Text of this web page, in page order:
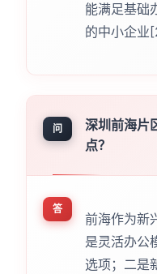
能满足基础
的中小企业
问
深圳前海片
点？
答
前海作为新
是灵活办公
选项；二是